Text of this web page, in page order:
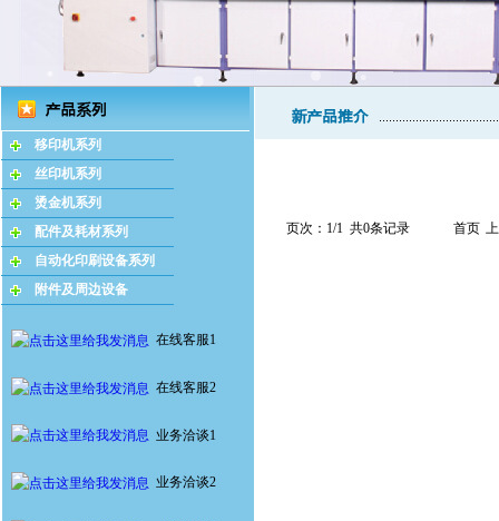
移印机系列
丝印机系列
烫金机系列
配件及耗材系列
自动化印刷设备系列
附件及周边设备
在线客服1
在线客服2
业务洽谈1
业务洽谈2
页次：1/1 共0条记录 首页